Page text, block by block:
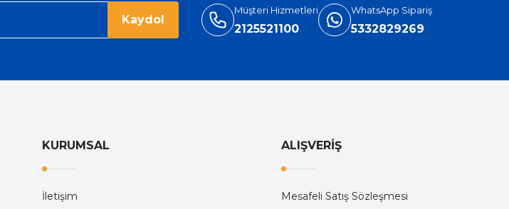
Kaydol
Müşteri Hizmetleri
2125521100
WhatsApp Sipariş
5332829269
KURUMSAL
İletişim
ALIŞVERİŞ
Mesafeli Satış Sözleşmesi